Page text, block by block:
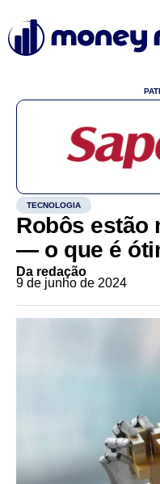
TECNOLOGIA
Robôs estão
— o que é
Da redação
9 de junho de 2024